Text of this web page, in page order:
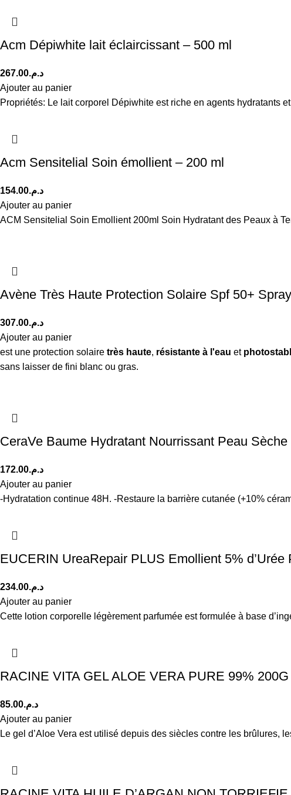
Acm Dépiwhite lait éclaircissant – 500 ml
د.م.267.00
Ajouter au panier
Propriétés: Le lait corporel Dépiwhite est riche en agents hydratants
Acm Sensitelial Soin émollient – 200 ml
د.م.154.00
Ajouter au panier
ACM Sensitelial Soin Emollient 200ml Soin Hydratant des Peaux à
Avène Très Haute Protection Solaire Spf 50+
د.م.307.00
Ajouter au panier
est une protection solaire très haute, résistante à l'eau et
sans laisser de fini blanc ou gras.
CeraVe Baume Hydratant Nourrissant Peau
د.م.172.00
Ajouter au panier
-Hydratation continue 48H. -Restaure la barrière cutanée (+10%
EUCERIN UreaRepair PLUS Emollient 5% d’Urée
د.م.234.00
Ajouter au panier
Cette lotion corporelle légèrement parfumée est formulée à base
RACINE VITA GEL ALOE VERA PURE 99% 200G
د.م.85.00
Ajouter au panier
Le gel d’Aloe Vera est utilisé depuis des siècles contre les brûlures,